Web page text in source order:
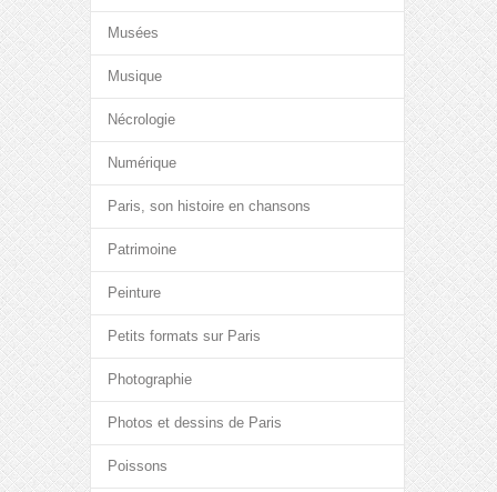
Musées
Musique
Nécrologie
Numérique
Paris, son histoire en chansons
Patrimoine
Peinture
Petits formats sur Paris
Photographie
Photos et dessins de Paris
Poissons